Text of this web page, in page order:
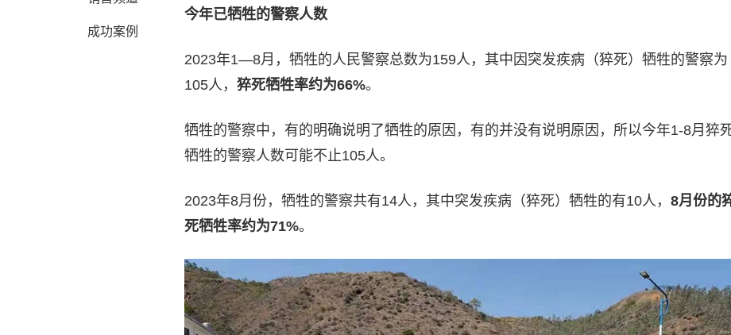
成功案例
今年已牺牲的警察人数
2023年1—8月，牺牲的人民警察总数为159人，其中因突发疾病（猝死）牺牲的警察为
105人， 猝死牺牲率约为66%。
牺牲的警察中，有的明确说明了牺牲的原因，有的并没有说明原因，所以今年1-8月猝
牺牲的警察人数可能不止105人。
2023年8月份，牺牲的警察共有14人，其中突发疾病（猝死）牺牲的有10人， 8月份的
死牺牲率约为71%。